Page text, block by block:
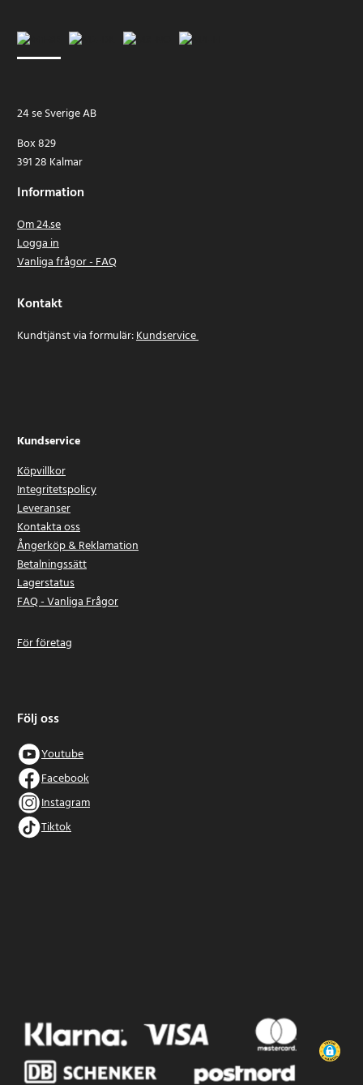
24 se Sverige AB
Box 829
391 28 Kalmar
Information
Om 24.se
Logga in
Vanliga frågor - FAQ
Kontakt
Kundtjänst via formulär:Kundservice
Kundservice
Köpvillkor
Integritetspolicy
Leveranser
Kontakta oss
Ångerköp & Reklamation
Betalningssätt
Lagerstatus
FAQ - Vanliga Frågor
För företag
Följ oss
Youtube
Facebook
Instagram
Tiktok